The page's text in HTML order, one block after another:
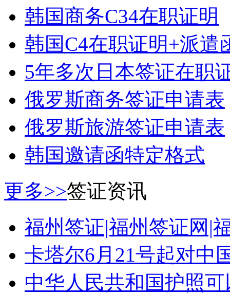
韩国商务C34在职证明
韩国C4在职证明+派遣
5年多次日本签证在职
俄罗斯商务签证申请表
俄罗斯旅游签证申请表
韩国邀请函特定格式
更多>>签证资讯
福州签证|福州签证网|
卡塔尔6月21号起对中
中华人民共和国护照